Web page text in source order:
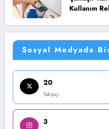
Kullanım
Sosyal Medyada
20
Takipçi
3